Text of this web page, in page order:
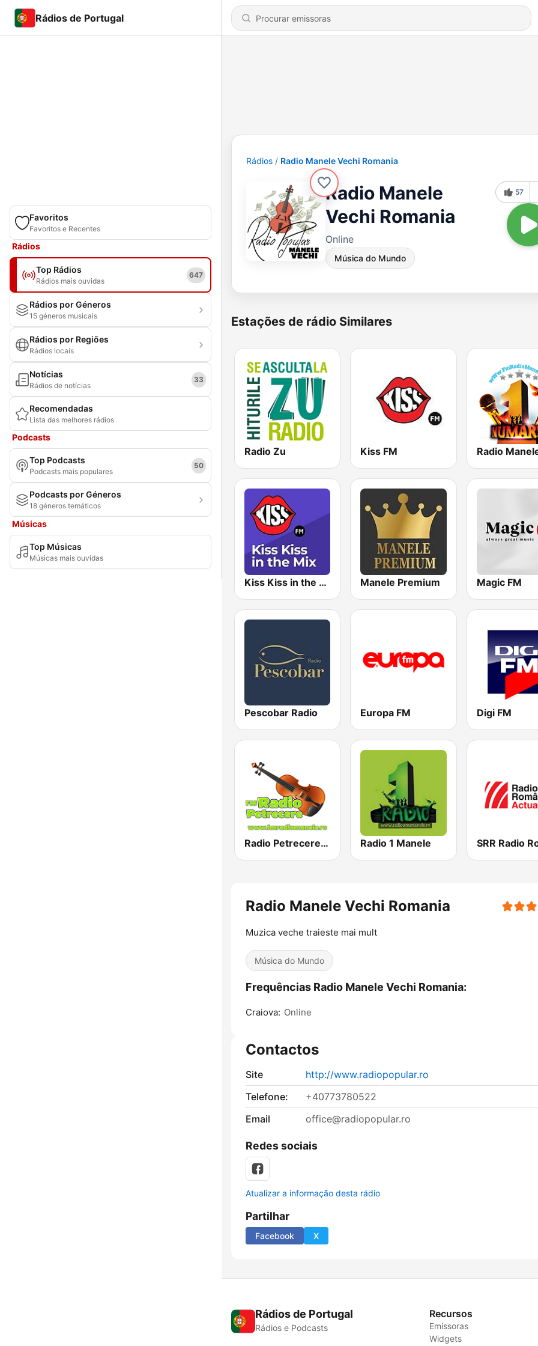
Rádios de Portugal
Favoritos
Favoritos e Recentes
Rádios
Top Rádios
Rádios mais ouvidas
647
Rádios por Géneros
15 géneros musicais
Rádios por Regiões
Rádios locais
Notícias
Rádios de notícias
33
Recomendadas
Lista das melhores rádios
Podcasts
Top Podcasts
Podcasts mais populares
50
Podcasts por Géneros
18 géneros temáticos
Músicas
Top Músicas
Músicas mais ouvidas
Rádios Radio Manele Vechi Romania
Radio Manele
Vechi Romania
Online
Música do Mundo
57
Estações de rádio Similares
Radio Zu Kiss FM Radio
Kiss Kiss in the Mix Radio Manele Premium Magic FM
Pescobar Radio Europa FM Digi FM
Radio Petrecere Romania Radio 1 Manele
Radio Manele Vechi Romania
Muzica veche traieste mai mult
Música do Mundo
Frequências Radio Manele Vechi Romania:
Craiova: Online
Contactos
Site
http://www.radiopopular.ro
Telefone:
+40773780522
Email
office@radiopopular.ro
Redes sociais
Atualizar a informação desta rádio
Partilhar
Facebook X
Rádios de Portugal
Rádios e Podcasts
Recursos
Emissoras
Widgets